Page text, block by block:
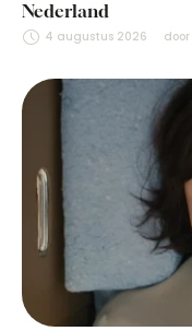
Nederland
4 augustus 2026 door